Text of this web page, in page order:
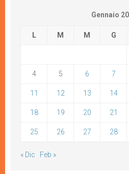
Gennaio
L M M G
4 5 6 7
11 12 13 14
18 19 20 21
25 26 27 28
« Dic Feb »